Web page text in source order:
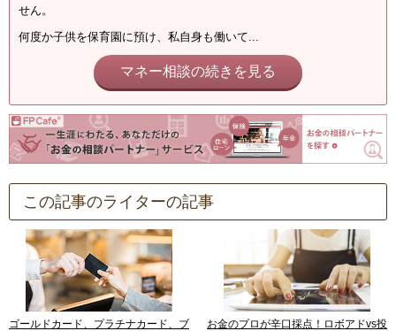
せん。
何度か子供を保育園に預け、私自身も働いて...
マネー相談の続きを見る
この記事のライターの記事
ゴールドカード、プラチナカード、ブ
お金のプロが辛口採点！ロボアドvs投